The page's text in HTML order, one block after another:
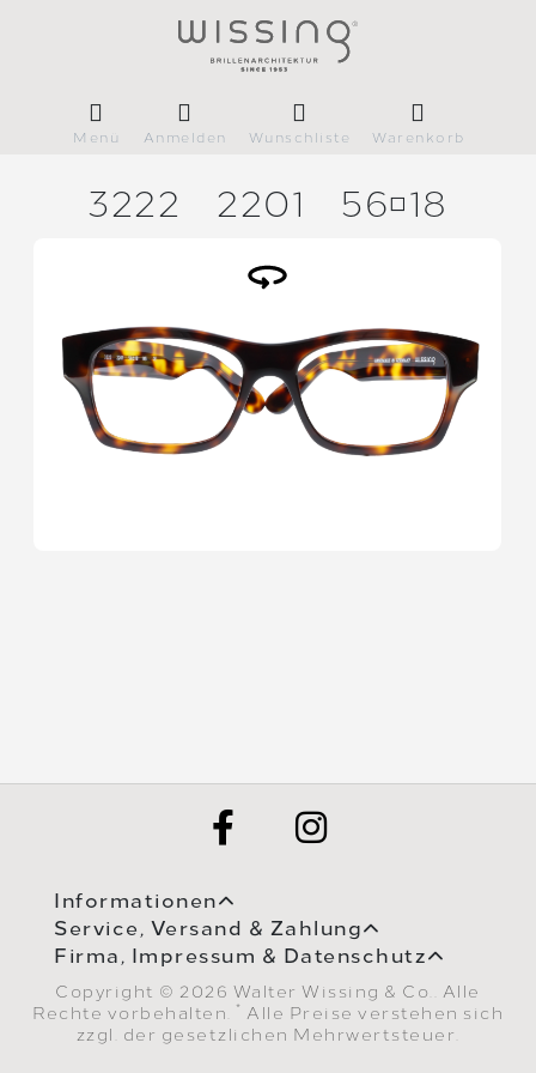
Menü Anmelden Wunschliste Warenkorb
3222 2201 5618
Informationen
Service, Versand & Zahlung
Firma, Impressum & Datenschutz
Copyright © 2026 Walter Wissing & Co.. Alle
Rechte vorbehalten.
* Alle Preise verstehen sich
zzgl. der gesetzlichen Mehrwertsteuer.